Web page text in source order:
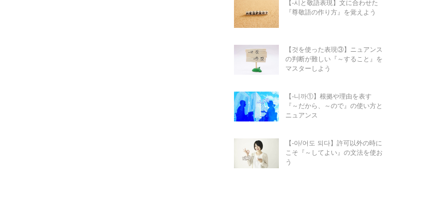
【-시と敬語表現】文に合わせた
『尊敬語の作り方』を覚えよう
【것を使った表現③】ニュアンス
の判断が難しい『～すること』を
マスターしよう
【-니까①】根拠や理由を表す
『～だから、～ので』の使い方と
ニュアンス
【-아/어도 되다】許可以外の時に
こそ『～してよい』の文法を使お
う